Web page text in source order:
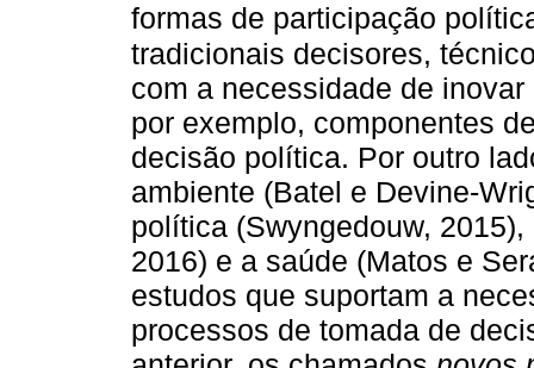
formas de participação
tradicionais decisores,
com a necessidade de
por exemplo, componentes
decisão política. Por outro
ambiente (Batel e Devine-
política (Swyngedouw,
2016) e a saúde (Matos e
estudos que suportam a
processos de tomada de